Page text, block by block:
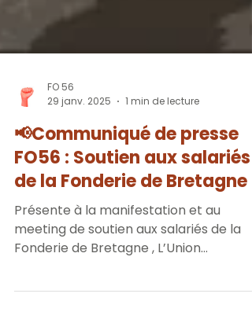
FO 56
1 min de lecture
📢Communiqué de presse
FO56 : Soutien aux salariés
de la Fonderie de Bretagne
Présente à la manifestation et au
meeting de soutien aux salariés de la
Départementale Force Ouvrière du...